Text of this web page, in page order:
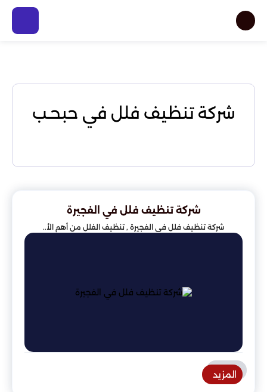
شركة تنظيف فلل في حبحـب
شركة تنظيف فلل في الفجيرة
شركة تنظيف فلل في الفجيرة , تنظيف الفلل من أهم الأ..
المزيد